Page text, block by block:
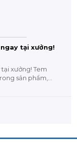
tại xưởng!
xưởng! Tem
sản phẩm,...